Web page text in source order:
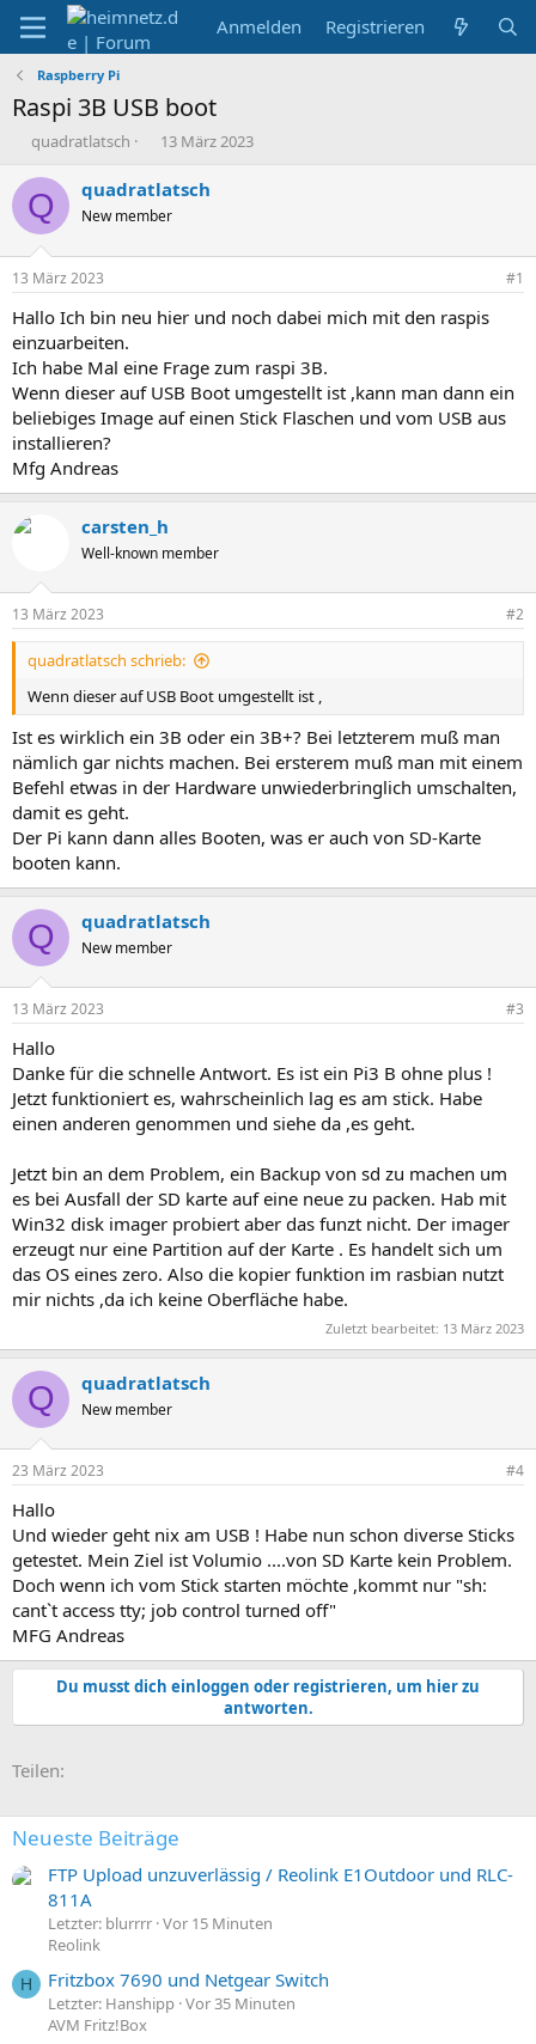
Anmelden Registrieren
Raspberry Pi
Raspi 3B USB boot
E
s
t
e
r
quadratlatsch
E
s
e
t
a
13 März 2023
Q quadratlatsch
New member
13 März 2023 #1
Hallo Ich bin neu hier und noch dabei mich mit den raspis
einzuarbeiten.
Ich habe Mal eine Frage zum raspi 3B.
Wenn dieser auf USB Boot umgestellt ist ,kann man dann ein
beliebiges Image auf einen Stick Flaschen und vom USB aus
installieren?
Mfg Andreas
carsten_h
Well-known member
13 März 2023 #2
quadratlatsch schrieb:
Wenn dieser auf USB Boot umgestellt ist ,
Ist es wirklich ein 3B oder ein 3B+? Bei letzterem muß man
nämlich gar nichts machen. Bei ersterem muß man mit einem
Befehl etwas in der Hardware unwiederbringlich umschalten,
damit es geht.
Der Pi kann dann alles Booten, was er auch von SD-Karte
booten kann.
Q quadratlatsch
New member
13 März 2023 #3
Hallo
Danke für die schnelle Antwort. Es ist ein Pi3 B ohne plus !
Jetzt funktioniert es, wahrscheinlich lag es am stick. Habe
einen anderen genommen und siehe da ,es geht.
Jetzt bin an dem Problem, ein Backup von sd zu machen um
es bei Ausfall der SD karte auf eine neue zu packen. Hab mit
Win32 disk imager probiert aber das funzt nicht. Der imager
erzeugt nur eine Partition auf der Karte . Es handelt sich um
das OS eines zero. Also die kopier funktion im rasbian nutzt
mir nichts ,da ich keine Oberfläche habe.
Zuletzt bearbeitet: 13 März 2023
Q quadratlatsch
New member
23 März 2023 #4
Hallo
Und wieder geht nix am USB ! Habe nun schon diverse Sticks
getestet. Mein Ziel ist Volumio ....von SD Karte kein Problem.
Doch wenn ich vom Stick starten möchte ,kommt nur "sh:
cant`t access tty; job control turned off"
MFG Andreas
Du musst dich einloggen oder registrieren, um hier zu
antworten.
Teilen:
Neueste Beiträge
FTP Upload unzuverlässig / Reolink E1Outdoor und RLC-
811A
Letzter: blurrrr Vor 15 Minuten
Reolink
H Fritzbox 7690 und Netgear Switch
Letzter: Hanshipp Vor 35 Minuten
AVM Fritz!Box